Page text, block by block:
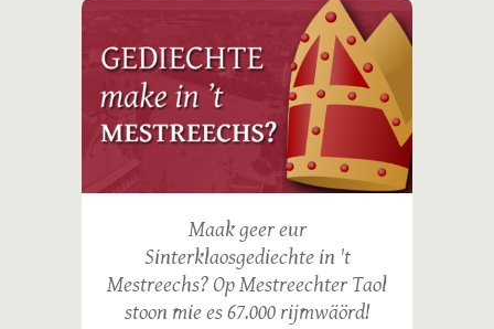
Maak geer eur
Sinterklaosgediechte in 't
Mestreechs? Op Mestreechter Taol
stoon mie es 67.000 rijmwäörd!